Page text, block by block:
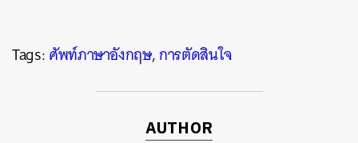
Tags:ศัพท์ภาษาอังกฤษ,การตัดสินใจ
AUTHOR